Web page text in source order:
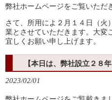
弊社ホームページをご覧いただ
さて、所用によ２月１４日（火
業とさせていただきます。大変
宜しくお願い申し上げます。
【本日は、弊社設立２８
2023/02/01